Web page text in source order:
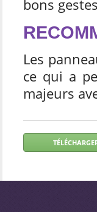
bons
Les
ce qui a
majeurs